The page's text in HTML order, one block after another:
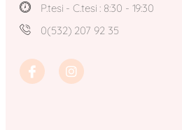
P.tesi - C.tesi : 8:30 - 19:30
0(532) 207 92 35